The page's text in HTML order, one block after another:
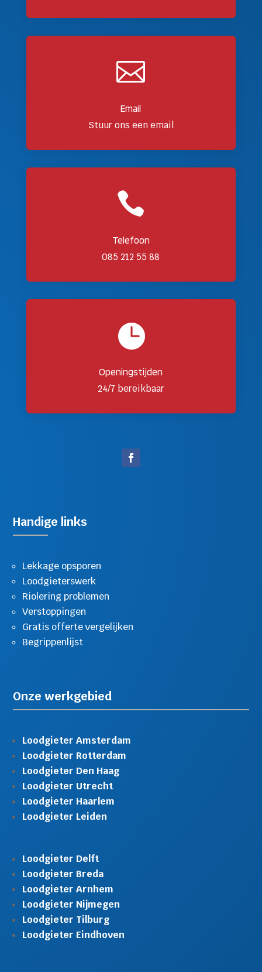

Email
Stuur ons een email

Telefoon
085 212 55 88

Openingstijden
24/7 bereikbaar
Handige links
Lekkage opsporen
Loodgieterswerk
Riolering problemen
Verstoppingen
Gratis offerte vergelijken
Begrippenlijst
Onze werkgebied
Loodgieter Amsterdam
Loodgieter Rotterdam
Loodgieter Den Haag
Loodgieter Utrecht
Loodgieter Haarlem
Loodgieter Leiden
Loodgieter Delft
Loodgieter Breda
Loodgieter Arnhem
Loodgieter Nijmegen
Loodgieter Tilburg
Loodgieter Eindhoven